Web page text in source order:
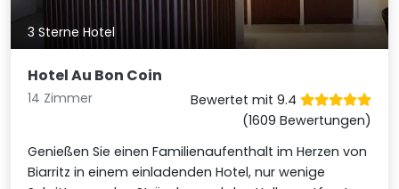
3 Sterne Hotel
Hotel Au Bon Coin
14 Zimmer
Bewertet mit 9.4
(1609 Bewertungen)
Genießen Sie einen Familienaufenthalt im Herzen von
Biarritz in einem einladenden Hotel, nur wenige